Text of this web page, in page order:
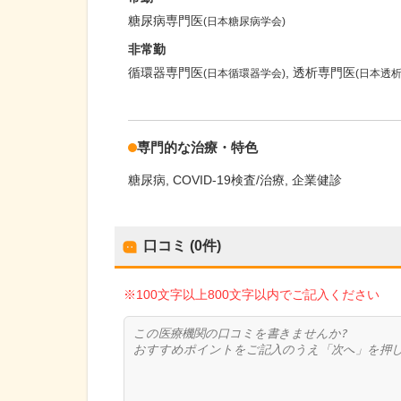
糖尿病専門医(日本糖尿病学会)
非常勤
循環器専門医(日本循環器学会) 透析専門医(日本透
専門的な治療・特色
糖尿病 COVID-19検査/治療 企業健診
口コミ (0件)
※100文字以上800文字以内でご記入ください